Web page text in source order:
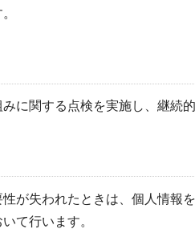
に関する点検を実施し、継続
が失われたときは、個人情
て行います。